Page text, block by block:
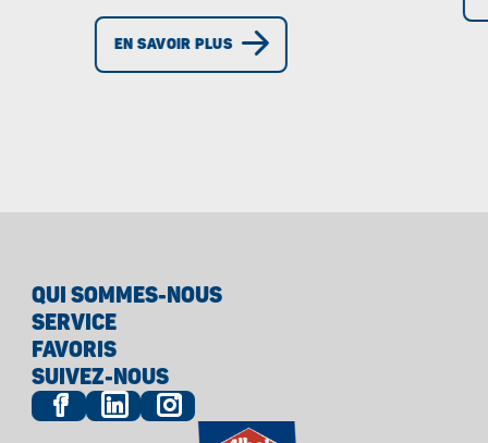
savoureux et parfait pour un
repas rapide et équilibré.
EN SAVOIR PLUS
QUI SOMMES-NOUS
SERVICE
FAVORIS
SUIVEZ-NOUS